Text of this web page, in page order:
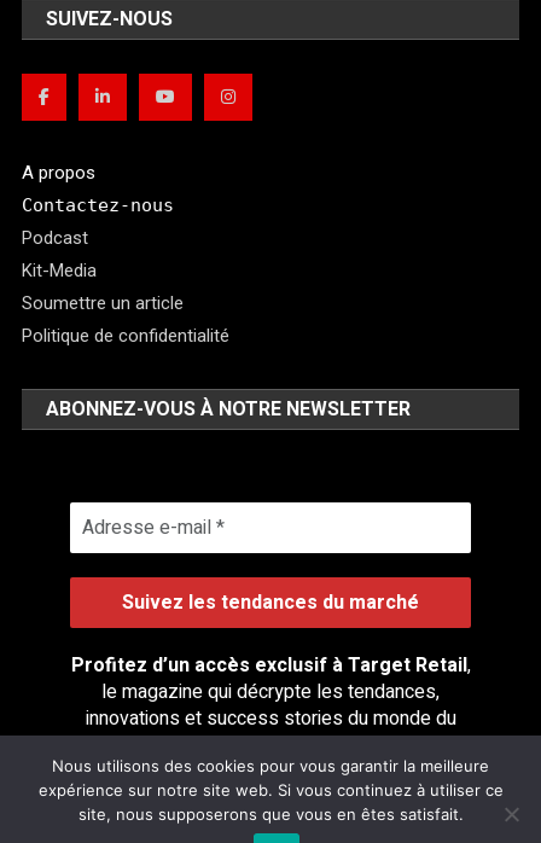
SUIVEZ-NOUS
A propos
Contactez-nous
Podcast
Kit-Media
Soumettre un article
Politique de confidentialité
ABONNEZ-VOUS À NOTRE NEWSLETTER
Profitez d’un accès exclusif à Target Retail,
le magazine qui décrypte les tendances,
innovations et success stories du monde du
retail.
Nous utilisons des cookies pour vous garantir la meilleure
expérience sur notre site web. Si vous continuez à utiliser ce
site, nous supposerons que vous en êtes satisfait.